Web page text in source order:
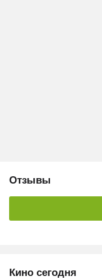
Отзывы
Кино сегодня